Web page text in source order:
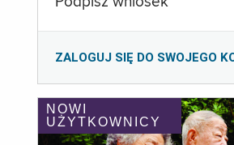
ZALOGUJ SIĘ DO SWOJEGO
NOWI
UŻYTKOWNICY